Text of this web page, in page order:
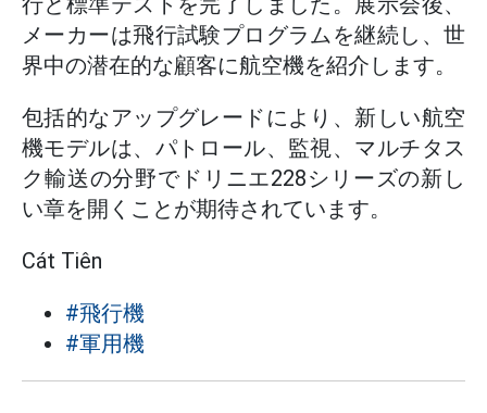
メーカーは飛行試験プログラムを継続し、世
界中の潜在的な顧客に航空機を紹介します。
包括的なアップグレードにより、新しい航空
機モデルは、パトロール、監視、マルチタス
ク輸送の分野でドリニエ228シリーズの新し
い章を開くことが期待されています。
Cát Tiên
#飛行機
#軍用機